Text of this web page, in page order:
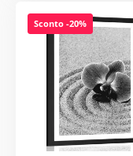
Sconto -20%